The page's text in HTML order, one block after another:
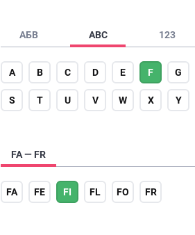
АБВ ABC 123
A B C D E F G
S T U V W X Y
FA — FR
FA FE FI FL FO FR